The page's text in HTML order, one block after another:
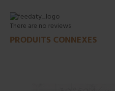
There are no reviews
PRODUITS CONNEXES